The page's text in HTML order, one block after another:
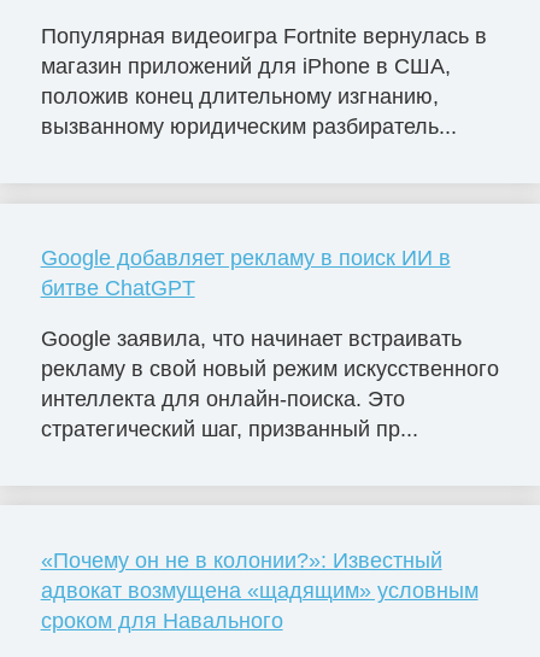
Популярная видеоигра Fortnite вернулась в
магазин приложений для iPhone в США,
положив конец длительному изгнанию,
вызванному юридическим разбиратель...
Google добавляет рекламу в поиск ИИ в
битве ChatGPT
Google заявила, что начинает встраивать
рекламу в свой новый режим искусственного
интеллекта для онлайн-поиска. Это
стратегический шаг, призванный пр...
«Почему он не в колонии?»: Известный
адвокат возмущена «щадящим» условным
сроком для Навального